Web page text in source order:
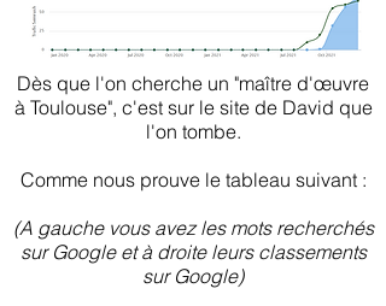
Dès que l'on cherche un "maître d'œuvre
à Toulouse", c'est sur le site de David que
l'on tombe.
Comme nous prouve le tableau suivant :
(A gauche vous avez les mots recherchés
sur Google et à droite leurs classements
sur Google)